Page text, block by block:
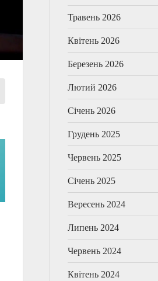
Травень 2026
Квітень 2026
Березень 2026
Лютий 2026
Січень 2026
Грудень 2025
Червень 2025
Січень 2025
Вересень 2024
Липень 2024
Червень 2024
Квітень 2024